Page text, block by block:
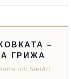
–
ГРИЖА
от StefArt